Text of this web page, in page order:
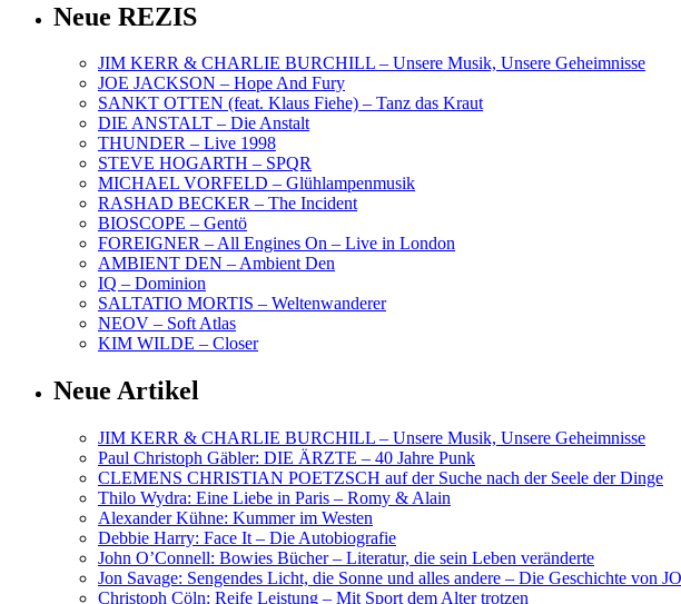
Neue REZIS
JIM KERR & CHARLIE BURCHILL – Unsere Musik, Unsere Geheimnisse
JOE JACKSON – Hope And Fury
SANKT OTTEN (feat. Klaus Fiehe) – Tanz das Kraut
DIE ANSTALT – Die Anstalt
THUNDER – Live 1998
STEVE HOGARTH – SPQR
MICHAEL VORFELD – Glühlampenmusik
RASHAD BECKER – The Incident
BIOSCOPE – Gentö
FOREIGNER – All Engines On – Live in London
AMBIENT DEN – Ambient Den
IQ – Dominion
SALTATIO MORTIS – Weltenwanderer
NEOV – Soft Atlas
KIM WILDE – Closer
Neue Artikel
JIM KERR & CHARLIE BURCHILL – Unsere Musik, Unsere Geheimnisse
Paul Christoph Gäbler: DIE ÄRZTE – 40 Jahre Punk
CLEMENS CHRISTIAN POETZSCH auf der Suche nach der Seele der Dinge
Thilo Wydra: Eine Liebe in Paris – Romy & Alain
Alexander Kühne: Kummer im Westen
Debbie Harry: Face It – Die Autobiografie
John O’Connell: Bowies Bücher – Literatur, die sein Leben veränderte
Jon Savage: Sengendes Licht, die Sonne und alles andere – Die Geschichte von
Christoph Cöln: Reife Leistung – Mit Sport dem Alter trotzen